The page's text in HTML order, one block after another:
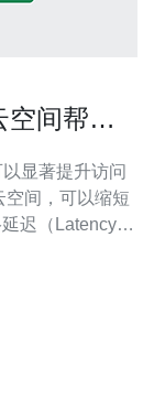
空间帮助
显著提升访问
空间，可以缩短
迟（Latency）
入口带宽、对